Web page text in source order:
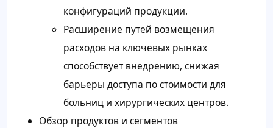
конфигураций продукции.
Расширение путей возмещения
расходов на ключевых рынках
способствует внедрению, снижая
барьеры доступа по стоимости для
больниц и хирургических центров.
Обзор продуктов и сегментов